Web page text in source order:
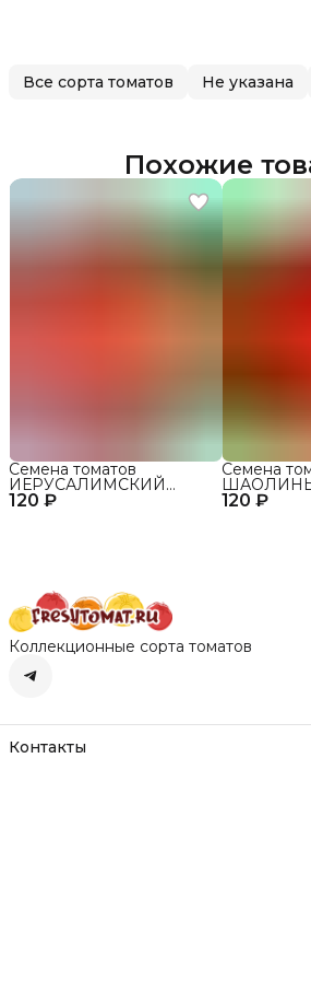
Все сорта томатов Не указана
Похожие
120 ₽
Семена томатов
ИЕРУСАЛИМСКИЙ
ГИГАНТ сорт для 120 ₽
Семена
ВЕЛИКАН
Коллекционные сорта томатов
Контакты